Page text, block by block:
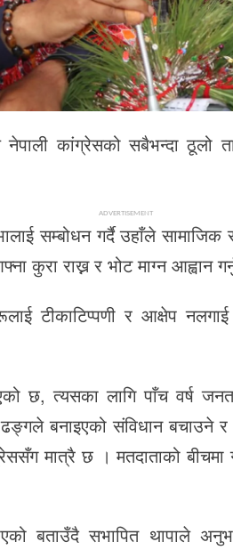
नेपाली कांग्रेसको सबैभन्दा
ADVERTISEMENT
सम्बोधन गर्दै उहाँले
कुरा राख्न र भोट माग्न आह्वान
टीकाटिप्पणी र आक्षेप
छ, त्यसका लागि पाँच वर्ष
बनाइएको संविधान बचाउने
मात्रै छ । मतदाताको
बताउँदै सभापित थापाले